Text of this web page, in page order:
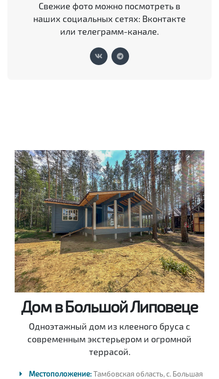
Свежие фото можно посмотреть в
наших социальных сетях: Вконтакте
или телеграмм-канале.
Дом в Большой Липовеце
Одноэтажный дом из клееного бруса с
современным экстерьером и огромной
террасой.
Местоположение: Тамбовская область, с. Большая